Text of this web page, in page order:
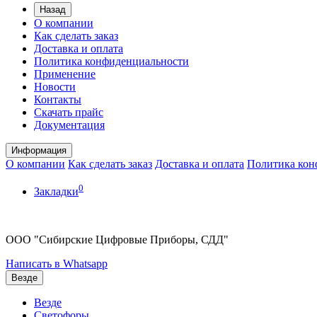
Назад
О компании
Как сделать заказ
Доставка и оплата
Политика конфиденциальности
Применение
Новости
Контакты
Скачать прайс
Документация
Информация
О компании Как сделать заказ Доставка и оплата Политика
Закладки0
ООО "Сибирские Цифровые Приборы, СДД"
Написать в Whatsapp
Везде
Везде